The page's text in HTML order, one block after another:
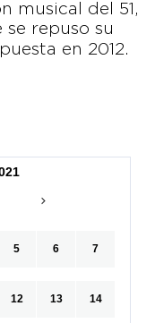
musical del 51,
repuso su
en 2012.
5 6 7
12 13 14